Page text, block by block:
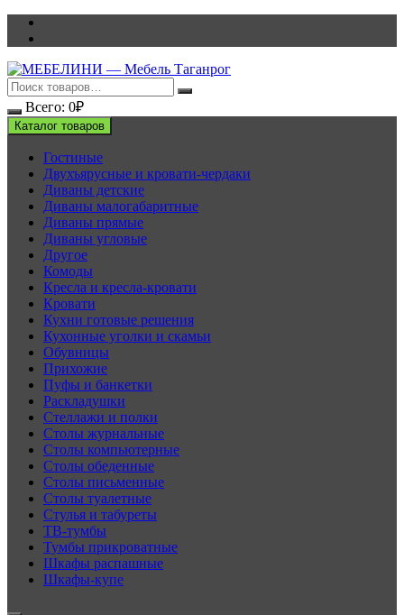
Перейти
Всего: 0₽
Каталог товаров
Гостиные
Двухъярусные и кровати-чердаки
Диваны детские
Диваны малогабаритные
Диваны прямые
Диваны угловые
Другое
Комоды
Кресла и кресла-кровати
Кровати
Кухни готовые решения
Кухонные уголки и скамьи
Обувницы
Прихожие
Пуфы и банкетки
Раскладушки
Стеллажи и полки
Столы журнальные
Столы компьютерные
Столы обеденные
Столы письменные
Столы туалетные
Стулья и табуреты
ТВ-тумбы
Тумбы прикроватные
Шкафы распашные
Шкафы-купе